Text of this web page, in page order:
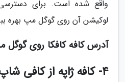
واقع شده است. برای
لوکیشن آن روی گوگل مپ بهره
آدرس کافه کافکا روی گوگل
4- کافه ژاپه از کافی شاپ های کرمانشاه